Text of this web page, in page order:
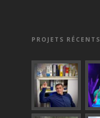
PROJETS RÉCENTS